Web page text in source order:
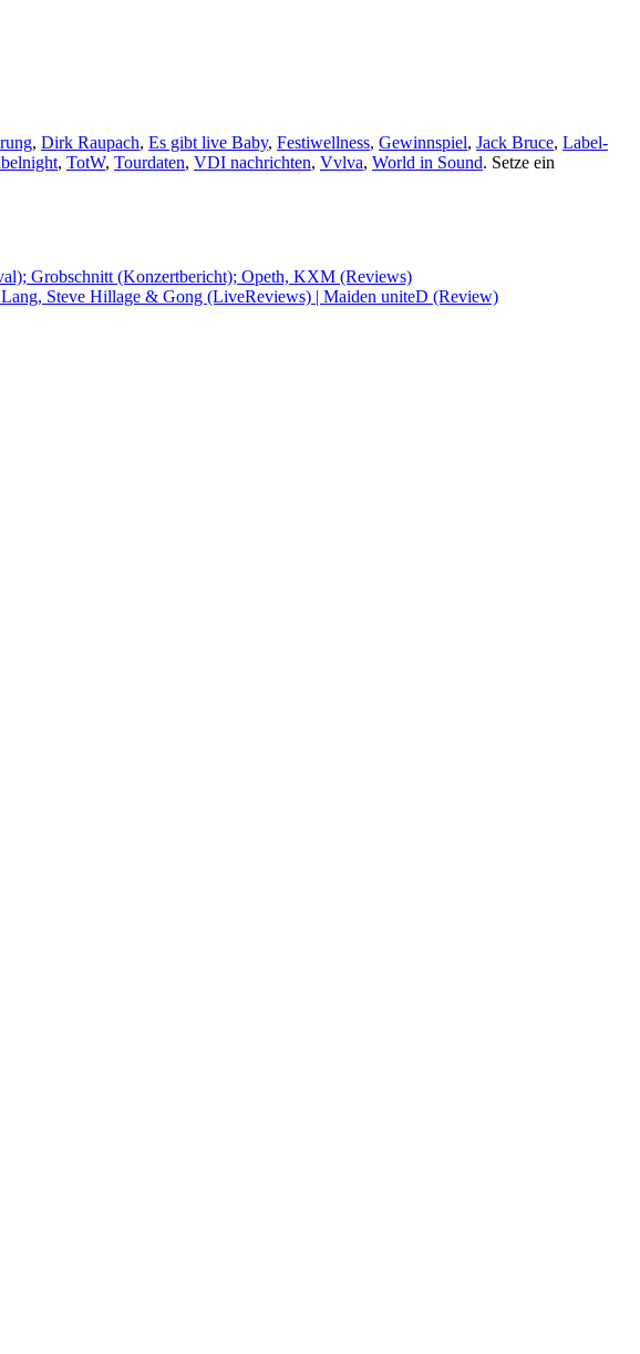
, Dirk Raupach, Es gibt live Baby, Festiwellness, Gewinnspiel, Jack Bruce, Label-
, TotW, Tourdaten, VDI nachrichten, Vvlva, World in Sound. Setze ein
Grobschnitt (Konzertbericht); Opeth, KXM (Reviews)
Steve Hillage & Gong (LiveReviews) | Maiden uniteD (Review)